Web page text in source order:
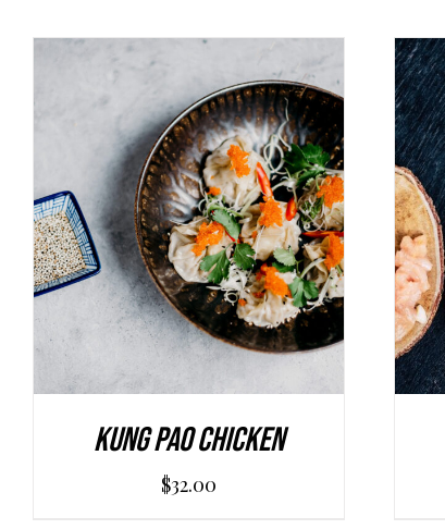
AGGIUNGI AL CARRELLO
/
DETAILS
Kung Pao Chicken
$32.00